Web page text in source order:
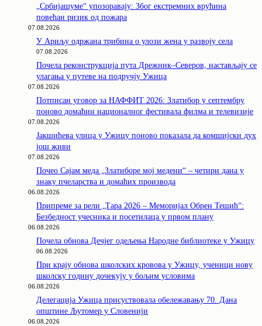
„Србијашуме“ упозоравају: Због екстремних врућина
повећан ризик од пожара
07.08.2026
У Ариљу одржана трибина о улози жена у развоју села
07.08.2026
Почела реконструкција пута Дрежник–Северов, настављају се
улагања у путеве на подручју Ужица
07.08.2026
Потписан уговор за НАФФИТ 2026: Златибор у септембру
поново домаћин националног фестивала филма и телевизије
07.08.2026
Јакшићева улица у Ужицу поново показала да комшијски дух
још живи
07.08.2026
Почео Сајам меда „Златиборе мој медени“ – четири дана у
знаку пчеларства и домаћих производа
06.08.2026
Припреме за рели „Тара 2026 – Меморијал Обрен Тешић“:
Безбедност учесника и посетилаца у првом плану
06.08.2026
Почела обнова Дечјег одељења Народне библиотеке у Ужицу
06.08.2026
При крају обнова школских кровова у Ужицу, ученици нову
школску годину дочекују у бољим условима
06.08.2026
Делегација Ужица присуствовала обележавању 70. Дана
општине Љутомер у Словенији
06.08.2026